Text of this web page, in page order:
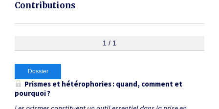
Contributions
1 / 1
Dossier
Prismes et hétérophories : quand, comment et
pourquoi ?